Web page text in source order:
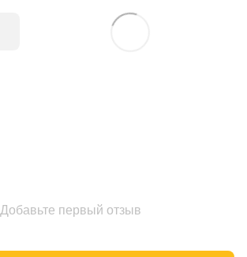
Добавьте первый отзыв